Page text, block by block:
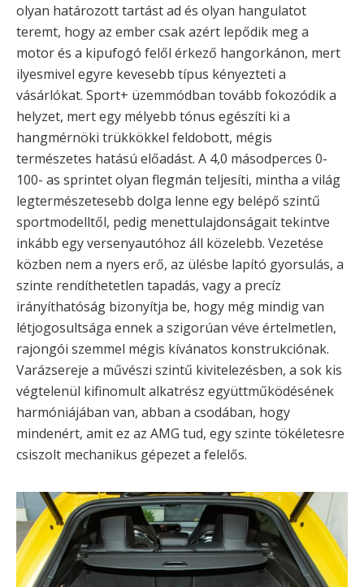
olyan határozott tartást ad és olyan hangulatot
teremt, hogy az ember csak azért lepődik meg a
motor és a kipufogó felől érkező hangorkánon, mert
ilyesmivel egyre kevesebb típus kényezteti a
vásárlókat. Sport+ üzemmódban tovább fokozódik a
helyzet, mert egy mélyebb tónus egészíti ki a
hangmérnöki trükkökkel feldobott, mégis
természetes hatású előadást. A 4,0 másodperces 0-
100- as sprintet olyan flegmán teljesíti, mintha a világ
legtermészetesebb dolga lenne egy belépő szintű
sportmodelltől, pedig menettulajdonságait tekintve
inkább egy versenyautóhoz áll közelebb. Vezetése
közben nem a nyers erő, az ülésbe lapító gyorsulás, a
szinte rendíthetetlen tapadás, vagy a precíz
irányíthatóság bizonyítja be, hogy még mindig van
létjogosultsága ennek a szigorúan véve értelmetlen,
rajongói szemmel mégis kívánatos konstrukciónak.
Varázsereje a művészi szintű kivitelezésben, a sok kis
végtelenül kifinomult alkatrész együttműködésének
harmóniájában van, abban a csodában, hogy
mindenért, amit ez az AMG tud, egy szinte tökéletesre
csiszolt mechanikus gépezet a felelős.